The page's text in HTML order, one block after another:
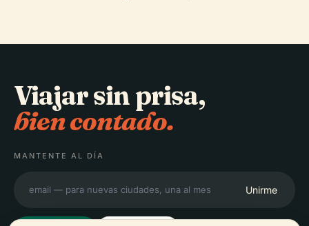
Viajar sin prisa,
bien contado.
MANTENTE AL DÍA
Unirme